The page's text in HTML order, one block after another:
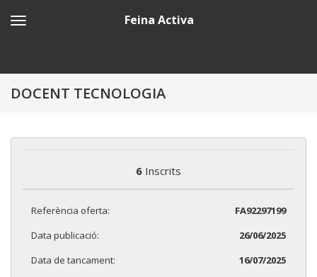
Feina Activa
DOCENT TECNOLOGIA
6 Inscrits
Referència oferta:
FA92297199
Data publicació:
26/06/2025
Data de tancament:
16/07/2025